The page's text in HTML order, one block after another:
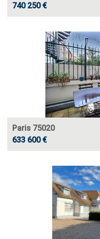
740 250 €
Paris 75020
633 600 €